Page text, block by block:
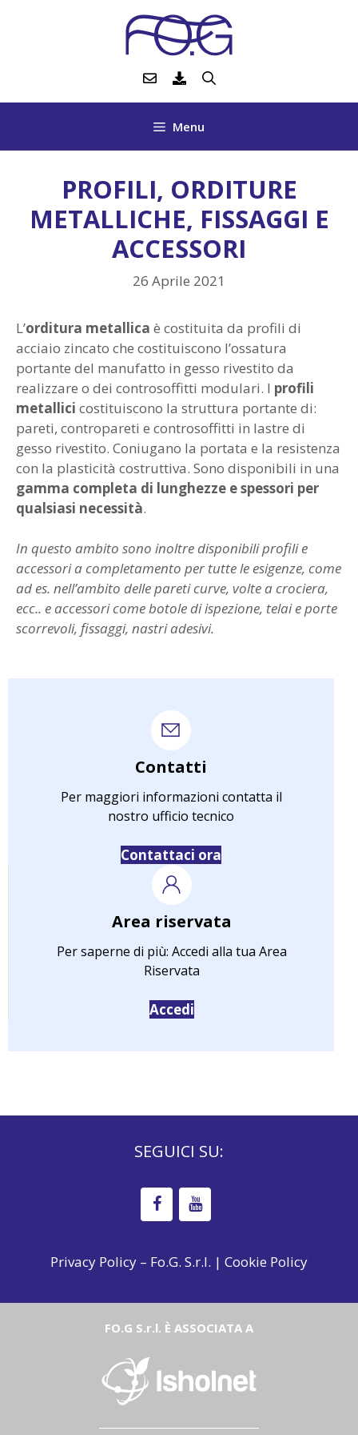
Menu
PROFILI, ORDITURE
METALLICHE, FISSAGGI E
ACCESSORI
26 Aprile 2021
L’orditura metallica è costituita da profili di
acciaio zincato che costituiscono l’ossatura
portante del manufatto in gesso rivestito da
realizzare o dei controsoffitti modulari. I profili
metallici costituiscono la struttura portante di:
pareti, contropareti e controsoffitti in lastre di
gesso rivestito. Coniugano la portata e la resistenza
con la plasticità costruttiva. Sono disponibili in una
gamma completa di lunghezze e spessori per
qualsiasi necessità.
In questo ambito sono inoltre disponibili profili e
accessori a completamento per tutte le esigenze, come
ad es. nell’ambito delle pareti curve, volte a crociera,
ecc.. e accessori come botole di ispezione, telai e porte
scorrevoli, fissaggi, nastri adesivi.
Contatti
Per maggiori informazioni contatta il
nostro ufficio tecnico
Contattaci ora
Area riservata
Per saperne di più: Accedi alla tua Area
Riservata
Accedi
SEGUICI SU:
Privacy Policy – Fo.G. S.r.l. | Cookie Policy
FO.G S.r.l. È ASSOCIATA A